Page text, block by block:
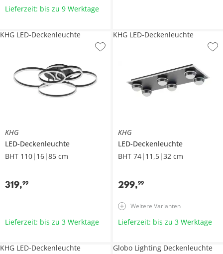
Lieferzeit: bis zu 9 Werktage
KHG
LED-Deckenleuchte
BHT 110|16|85 cm
319,99
KHG LED-Deckenleuchte
Lieferzeit: bis zu 3 Werktage
KHG
LED-Deckenleuchte
BHT 74|11,5|32 cm
299,99
KHG LED-Deckenleuchte
Weitere Varianten
Lieferzeit: bis zu 3 Werktage
KHG LED-Deckenleuchte Globo Lighting Deckenleuchte